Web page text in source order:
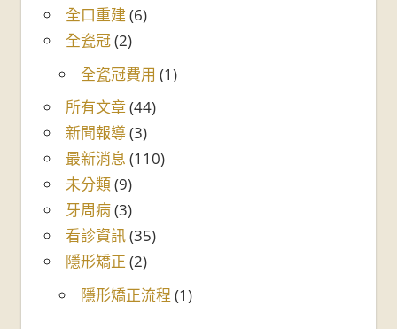
全口重建 (6)
全瓷冠(2)
全瓷冠費用 (1)
所有文章(44)
新聞報導(3)
最新消息 (110)
未分類(9)
牙周病(3)
看診資訊(35)
隱形矯正 (2)
隱形矯正流程 (1)